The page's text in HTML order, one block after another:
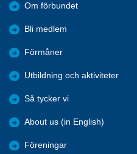
Om förbundet
Bli medlem
Förmåner
Utbildning och aktiviteter
Så tycker vi
About us (in English)
Föreningar